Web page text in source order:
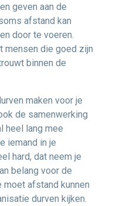
geven aan de
afstand kan
door te voeren.
mensen die goed zijn
binnen de
maken voor je
de samenwerking
heel lang mee
iemand in je
hard, dat neem je
belang voor de
afstand kunnen
durven kijken.